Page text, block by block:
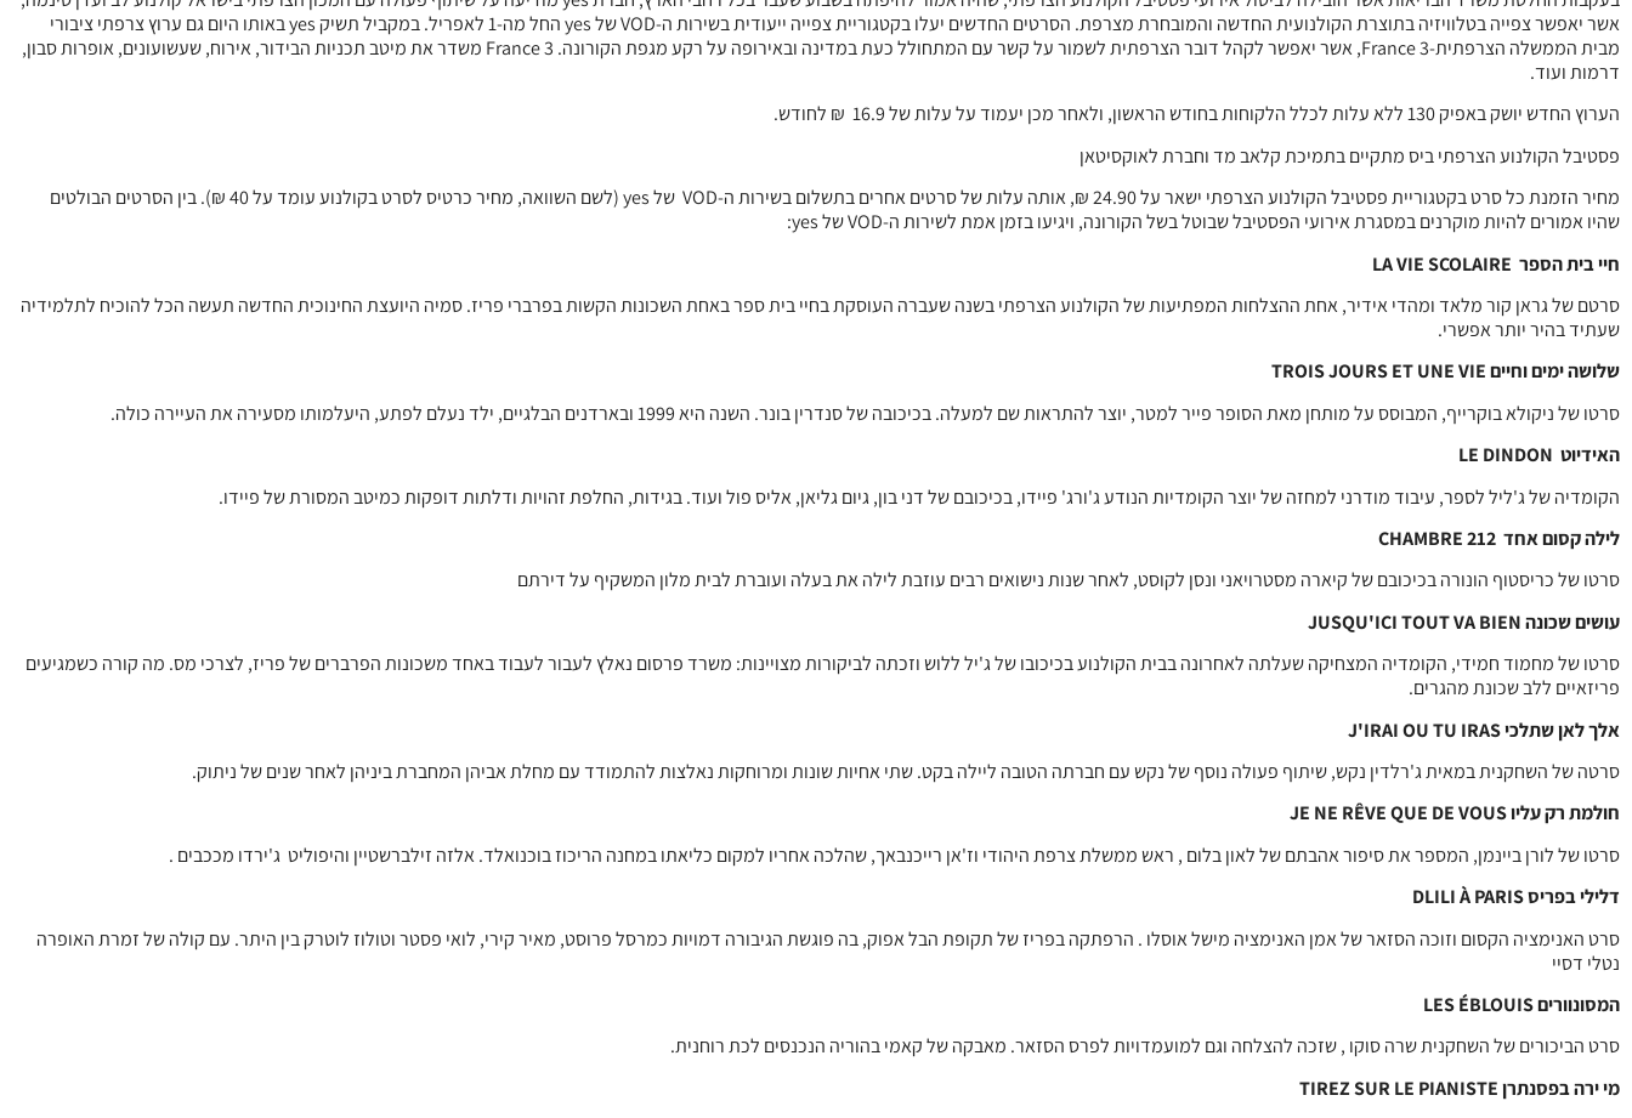
אשר יאפשר צפייה בטלוויזיה בתוצרת הקולנועית החדשה והמובחרת מצרפת. הסרטים החדשים יעלו בקטגוריית צפייה ייעודית בשירות ה-VOD של yes החל מה-1 לאפריל. במקביל תשיק yes באותו היום גם ערוץ צרפתי ציבורי
מבית הממשלה הצרפתית-France 3, אשר יאפשר לקהל דובר הצרפתית לשמור על קשר עם המתחולל כעת במדינה ובאירופה על רקע מגפת הקורונה. France 3 משדר את מיטב תכניות הבידור, אירוח, שעשועונים, אופרות סבון,
דרמות ועוד.
הערוץ החדש יושק באפיק 130 ללא עלות לכלל הלקוחות בחודש הראשון, ולאחר מכן יעמוד על עלות של 16.9 ₪ לחודש.
פסטיבל הקולנוע הצרפתי ביס מתקיים בתמיכת קלאב מד וחברת לאוקסיטאן
מחיר הזמנת כל סרט בקטגוריית פסטיבל הקולנוע הצרפתי ישאר על 24.90 ₪, אותה עלות של סרטים אחרים בתשלום בשירות ה-VOD של yes (לשם השוואה, מחיר כרטיס לסרט בקולנוע עומד על 40 ₪). בין הסרטים הבולטים
שהיו אמורים להיות מוקרנים במסגרת אירועי הפסטיבל שבוטל בשל הקורונה, ויגיעו בזמן אמת לשירות ה-VOD של yes:
חיי בית הספר LA VIE SCOLAIRE
סרטם של גראן קור מלאד ומהדי אידיר, אחת ההצלחות המפתיעות של הקולנוע הצרפתי בשנה שעברה העוסקת בחיי בית ספר באחת השכונות הקשות בפרברי פריז. סמיה היועצת החינוכית החדשה תעשה הכל להוכיח לתלמידיה
שעתיד בהיר יותר אפשרי.
שלושה ימים וחיים TROIS JOURS ET UNE VIE
סרטו של ניקולא בוקרייף, המבוסס על מותחן מאת הסופר פייר למטר, יוצר להתראות שם למעלה. בכיכובה של סנדרין בונר. השנה היא 1999 ובארדנים הבלגיים, ילד נעלם לפתע, היעלמותו מסעירה את העיירה כולה.
האידיוט LE DINDON
הקומדיה של ג'ליל לספר, עיבוד מודרני למחזה של יוצר הקומדיות הנודע ג'ורג' פיידו, בכיכובם של דני בון, גיום גליאן, אליס פול ועוד. בגידות, החלפת זהויות ודלתות דופקות כמיטב המסורת של פיידו.
לילה קסום אחד CHAMBRE 212
סרטו של כריסטוף הונורה בכיכובם של קיארה מסטרויאני ונסן לקוסט, לאחר שנות נישואים רבים עוזבת לילה את בעלה ועוברת לבית מלון המשקיף על דירתם
עושים שכונה JUSQU'ICI TOUT VA BIEN
סרטו של מחמוד חמידי, הקומדיה המצחיקה שעלתה לאחרונה בבית הקולנוע בכיכובו של ג'יל ללוש וזכתה לביקורות מצויינות: משרד פרסום נאלץ לעבור לעבוד באחד משכונות הפרברים של פריז, לצרכי מס. מה קורה כשמגיעים
פריזאיים ללב שכונת מהגרים.
אלך לאן שתלכי J'IRAI OU TU IRAS
סרטה של השחקנית במאית ג'רלדין נקש, שיתוף פעולה נוסף של נקש עם חברתה הטובה ליילה בקט. שתי אחיות שונות ומרוחקות נאלצות להתמודד עם מחלת אביהן המחברת ביניהן לאחר שנים של ניתוק.
חולמת רק עליו JE NE RÊVE QUE DE VOUS
סרטו של לורן ביינמן, המספר את סיפור אהבתם של לאון בלום , ראש ממשלת צרפת היהודי וז'אן רייכנבאך, שהלכה אחריו למקום כליאתו במחנה הריכוז בוכנואלד. אלזה זילברשטיין והיפוליט ג'ירדו מככבים .
דלילי בפריס DLILI À PARIS
סרט האנימציה הקסום וזוכה הסזאר של אמן האנימציה מישל אוסלו . הרפתקה בפריז של תקופת הבל אפוק, בה פוגשת הגיבורה דמויות כמרסל פרוסט, מאיר קירי, לואי פסטר וטולוז לוטרק בין היתר. עם קולה של זמרת האופרה
נטלי דסיי
המסונוורים LES ÉBLOUIS
סרט הביכורים של השחקנית שרה סוקו , שזכה להצלחה וגם למועמדויות לפרס הסזאר. מאבקה של קאמי בהוריה הנכנסים לכת רוחנית.
מי ירה בפסנתרן TIREZ SUR LE PIANISTE